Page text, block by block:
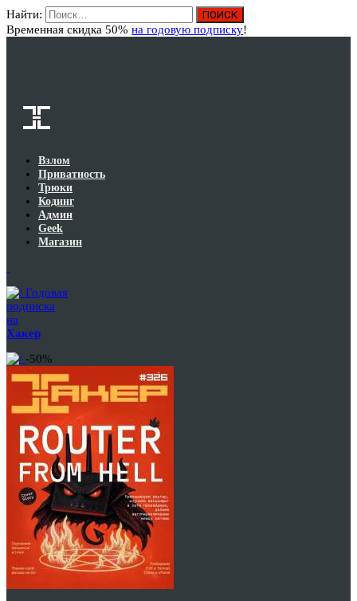
Найти:
Временная скидка 50% на годовую подписку!
Взлом
Приватность
Трюки
Кодинг
Админ
Geek
Магазин
Годовая
подписка
на
Хакер
-50%